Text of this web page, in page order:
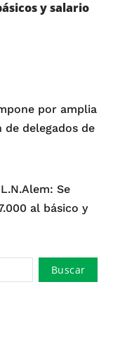
y salario
por amplia
de delegados de
Se
al básico y